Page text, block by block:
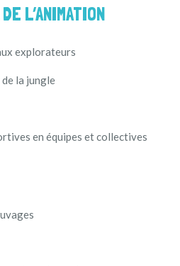
L’ANIMATION
explorateurs
la jungle
en équipes et collectives